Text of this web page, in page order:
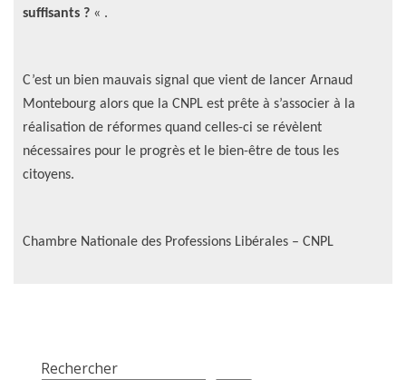
suffisants ? « .
C’est un bien mauvais signal que vient de lancer Arnaud
Montebourg alors que la CNPL est prête à s’associer à la
réalisation de réformes quand celles-ci se révèlent
nécessaires pour le progrès et le bien-être de tous les
citoyens.
Chambre Nationale des Professions Libérales – CNPL
Rechercher